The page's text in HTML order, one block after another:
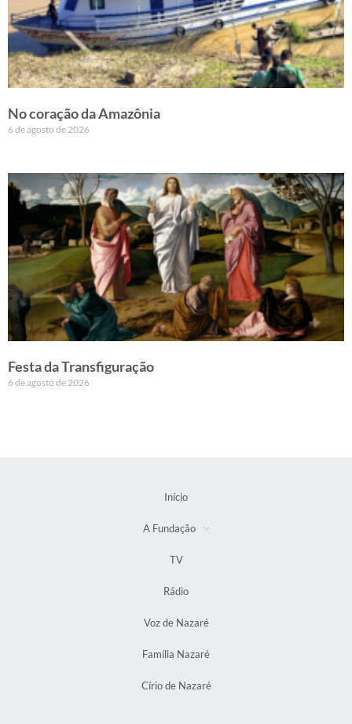
No coração da Amazônia
6 de agosto de 2026
Festa da Transfiguração
6 de agosto de 2026
Início
A Fundação
TV
Rádio
Voz de Nazaré
Família Nazaré
Círio de Nazaré